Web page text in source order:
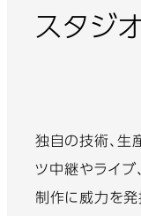
スタジ
独自の技術、生
ツ中継やライブ
制作に威力を発